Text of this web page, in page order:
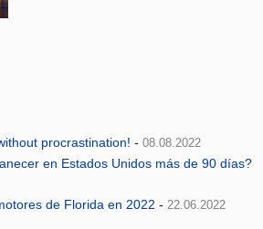
procrastination! -08.08.2022
en Estados Unidos más de 90 días?
de Florida en 2022 - 22.06.2022